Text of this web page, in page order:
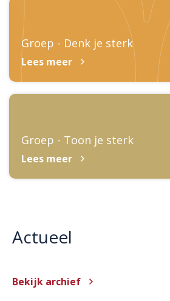
Groep - Denk je sterk
Lees meer
Groep - Toon je sterk
Lees meer
Actueel
Bekijk archief